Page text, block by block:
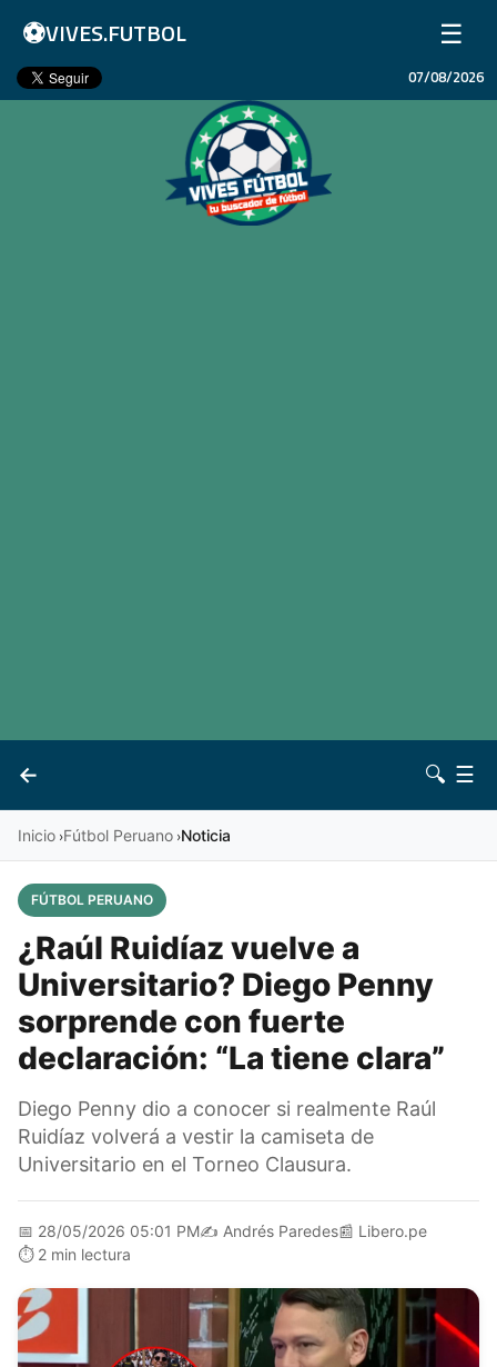
⚽VIVES.FUTBOL ☰
Inicio
07/08/2026
←
Vives 🔍 ☰
Inicio ›Fútbol Peruano ›Noticia
FÚTBOL PERUANO
¿Raúl Ruidíaz vuelve a
Universitario? Diego Penny
sorprende con fuerte
declaración: “La tiene clara”
Diego Penny dio a conocer si realmente Raúl
Ruidíaz volverá a vestir la camiseta de
Universitario en el Torneo Clausura.
📅 28/05/2026 05:01 PM✍️ Andrés Paredes📰 Libero.pe
⏱️ 2 min lectura